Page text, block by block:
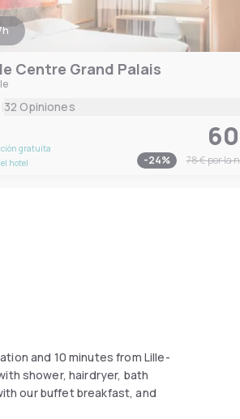
Centre Grand Palais
|32 Opiniones
gratuita
hotel
-24% 78 €por la
and 10 minutes from Lille-
shower, hairdryer, bath
our buffet breakfast, and